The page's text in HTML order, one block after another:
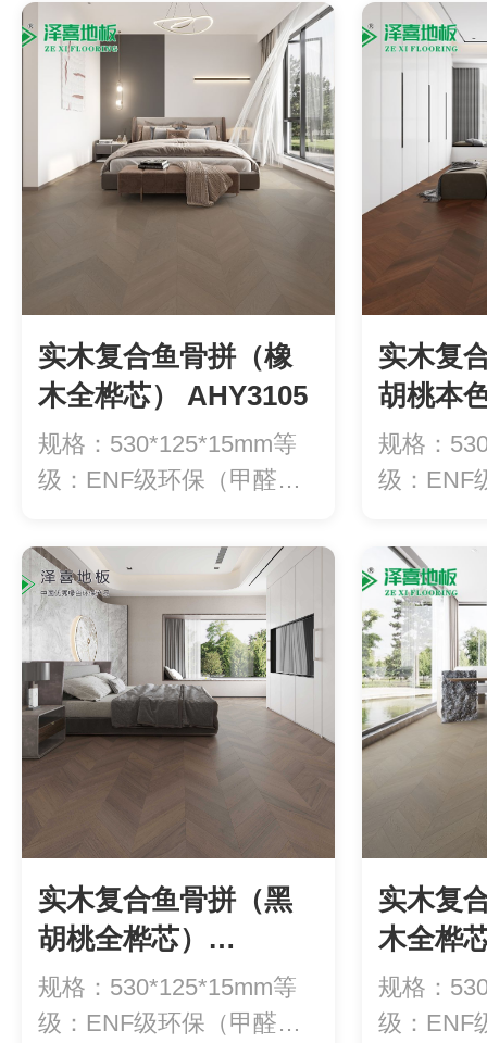
实木复合鱼骨拼（橡
木全桦芯） AHY3105
规格：530*125*15mm等
级：ENF级环保（甲醛释
实木复
胡桃本
规格：
级：ENF
实木复合鱼骨拼（黑
胡桃全桦芯）
AHY3202
规格：530*125*15mm等
级：ENF级环保（甲醛释
实木复
木全桦
规格：
级：ENF